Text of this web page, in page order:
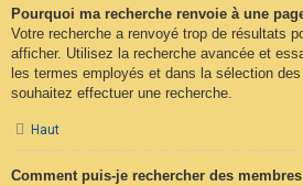
Pourquoi ma recherche renvoie à une
Votre recherche a renvoyé trop de résultats
afficher. Utilisez la recherche avancée et
les termes employés et dans la sélection
souhaitez effectuer une recherche.
Haut
Comment puis-je rechercher des